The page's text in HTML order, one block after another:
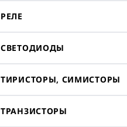
РЕЛЕ
СВЕТОДИОДЫ
ТИРИСТОРЫ, СИМИСТОРЫ
ТРАНЗИСТОРЫ